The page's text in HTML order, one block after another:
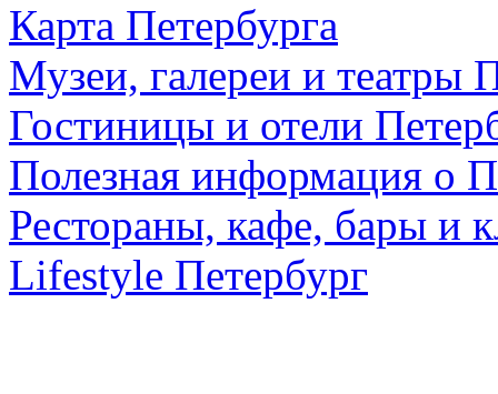
Карта Петербурга
Музеи, галереи и театры
Гостиницы и отели
Полезная информация о
Рестораны, кафе, бары и
Lifestyle Петербург